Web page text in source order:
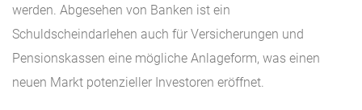
werden. Abgesehen von Banken ist ein
Schuldscheindarlehen auch für Versicherungen und
Pensionskassen eine mögliche Anlageform, was einen
neuen Markt potenzieller Investoren eröffnet.